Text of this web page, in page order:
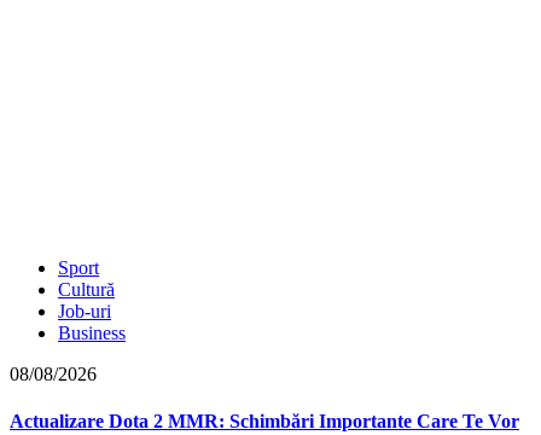
Sport
Cultură
Job-uri
Business
08/08/2026
Actualizare Dota 2 MMR: Schimbări Importante Care Te Vor